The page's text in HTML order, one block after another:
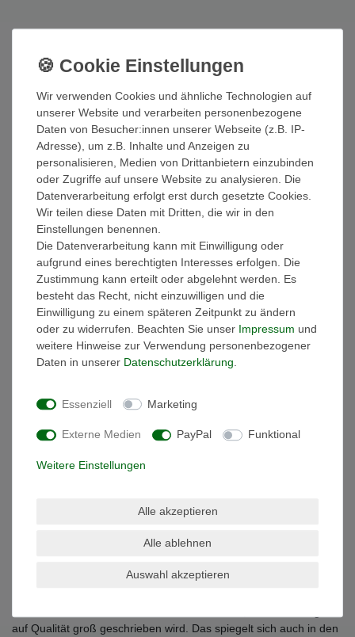
Weitere Details
EU-Verantwortlicher
Hersteller
Ausstattung:
- Die Handtücher sind gewebt und besonders saugstark!
- Materialzusammensetztung: 100% Baumwolle
- Griffiges Volumen
- Sanfter Massageeffekt
- Hautsympathisch und Strapazierfähig
- Hochwertige dekorative Bordüre im klassischen Design mit
breitem Abschluss
- Bügelfrei & pflegeleicht
- Trocknergeeignet
-Saunatuch / Strandtuch 80 x 200 cm
auf Qualität groß geschrieben wird. Das spiegelt sich auch in den
Wir verwenden Cookies und ähnliche Technologien auf
unserer Website und verarbeiten personenbezogene
Daten von Besucher:innen unserer Webseite (z.B. IP-
Adresse), um z.B. Inhalte und Anzeigen zu
personalisieren, Medien von Drittanbietern einzubinden
oder Zugriffe auf unsere Website zu analysieren. Die
Datenverarbeitung erfolgt erst durch gesetzte Cookies.
Wir teilen diese Daten mit Dritten, die wir in den
Einstellungen benennen.
Die Datenverarbeitung kann mit Einwilligung oder
aufgrund eines berechtigten Interesses erfolgen. Die
Zustimmung kann erteilt oder abgelehnt werden. Es
besteht das Recht, nicht einzuwilligen und die
Einwilligung zu einem späteren Zeitpunkt zu ändern
oder zu widerrufen. Beachten Sie unser Impressum und
weitere Hinweise zur Verwendung personenbezogener
Daten in unserer Daten­schutz­erklärung.
Essenziell Marketing
Externe Medien PayPal Funktional
Weitere Einstellungen
Alle akzeptieren
Alle ablehnen
Auswahl akzeptieren